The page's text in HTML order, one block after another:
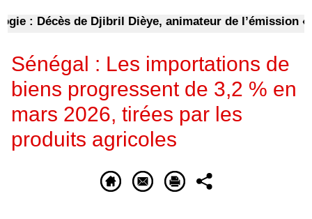
: Décès de Djibril Dièye, animateur de l’émission «
Sénégal : Les importations de
biens progressent de 3,2 % en
mars 2026, tirées par les
produits agricoles